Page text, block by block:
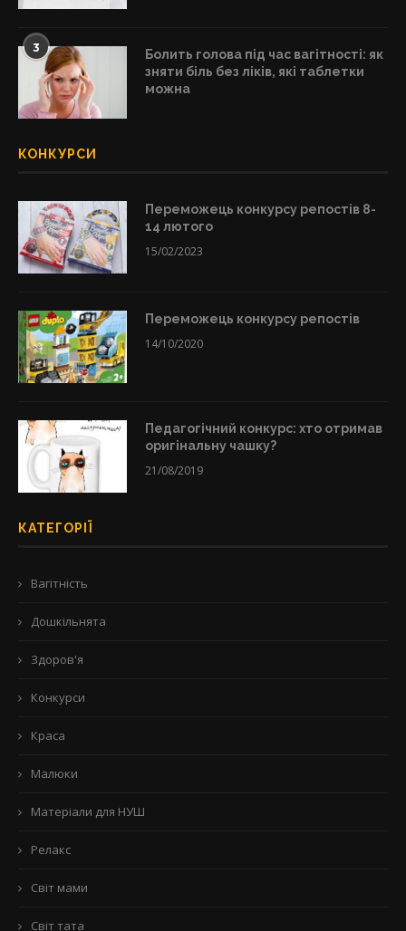
3
Болить голова під час вагітності: як
зняти біль без ліків, які таблетки
можна
КОНКУРСИ
Переможець конкурсу репостів 8-
14 лютого
15/02/2023
Переможець конкурсу репостів
14/10/2020
Педагогічний конкурс: хто отримав
оригінальну чашку?
21/08/2019
КАТЕГОРІЇ
Вагітність
Дошкільнята
Здоров'я
Конкурси
Краса
Малюки
Матеріали для НУШ
Релакс
Світ мами
Світ тата